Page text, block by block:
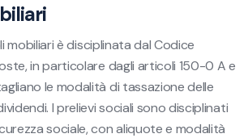
mobiliari è disciplinata dal Codice
in particolare dagli articoli 150-0 A e
le modalità di tassazione delle
I prelievi sociali sono disciplinati
sociale, con aliquote e modalità